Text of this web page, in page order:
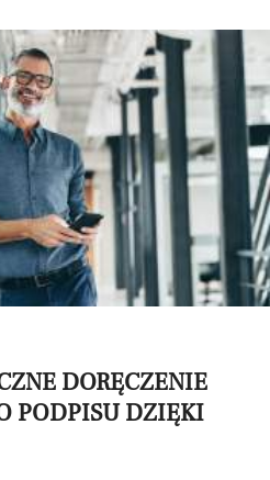
DORĘCZENIE
PODPISU DZIĘKI